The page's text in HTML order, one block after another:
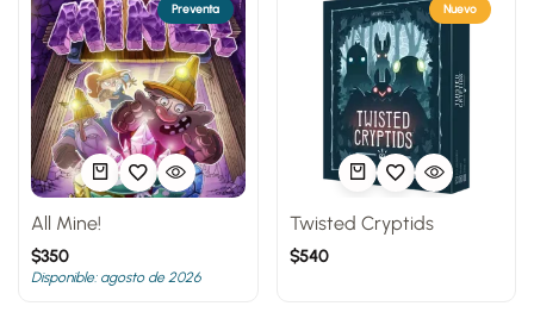
Preventa
All Mine!
$350
Disponible: agosto de 2026
Nuevo
Twisted Cryptids
$540